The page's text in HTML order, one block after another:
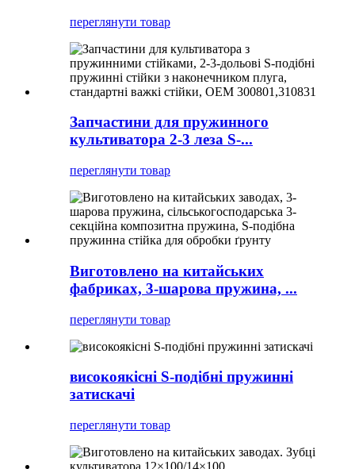
переглянути товар
Запчастини для пружинного
культиватора 2-3 леза S-...
переглянути товар
Виготовлено на китайських
фабриках, 3-шарова пружина, ...
переглянути товар
високоякісні S-подібні пружинні
затискачі
переглянути товар